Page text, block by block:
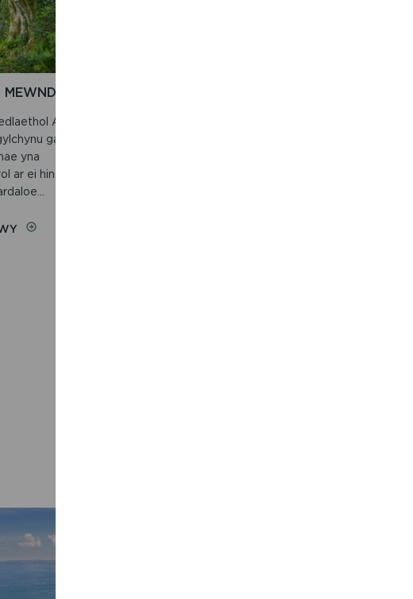
Arfordir
gan y
yna
ar ei hinsawdd,
ON